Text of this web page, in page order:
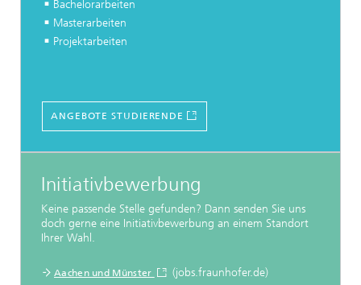
Bachelorarbeiten
Masterarbeiten
Projektarbeiten
ANGEBOTE STUDIERENDE
Initiativbewerbung
Keine passende Stelle gefunden? Dann senden Sie uns
doch gerne eine Initiativbewerbung an einem Standort
Ihrer Wahl.
Aachen und Münster (jobs.fraunhofer.de)